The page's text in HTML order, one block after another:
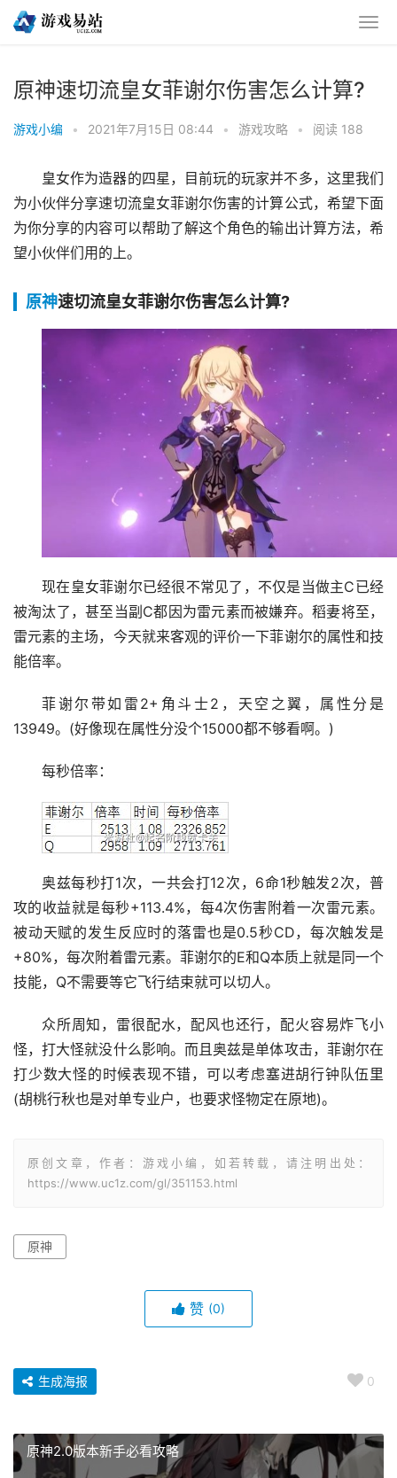
原神速切流皇女菲谢尔伤害怎么计算?
游戏小编 • 2021年7月15日 08:44 • 游戏攻略 • 阅读 188
皇女作为造器的四星，目前玩的玩家并不多，这里我们
为小伙伴分享速切流皇女菲谢尔伤害的计算公式，希望下面
为你分享的内容可以帮助了解这个角色的输出计算方法，希
望小伙伴们用的上。
原神速切流皇女菲谢尔伤害怎么计算?
现在皇女菲谢尔已经很不常见了，不仅是当做主C已经
被淘汰了，甚至当副C都因为雷元素而被嫌弃。稻妻将至，
雷元素的主场，今天就来客观的评价一下菲谢尔的属性和技
能倍率。
菲谢尔带如雷2+角斗士2，天空之翼，属性分是
13949。(好像现在属性分没个15000都不够看啊。)
每秒倍率：
奥兹每秒打1次，一共会打12次，6命1秒触发2次，普
攻的收益就是每秒+113.4%，每4次伤害附着一次雷元素。
被动天赋的发生反应时的落雷也是0.5秒CD，每次触发是
+80%，每次附着雷元素。菲谢尔的E和Q本质上就是同一个
技能，Q不需要等它飞行结束就可以切人。
众所周知，雷很配水，配风也还行，配火容易炸飞小
怪，打大怪就没什么影响。而且奥兹是单体攻击，菲谢尔在
打少数大怪的时候表现不错，可以考虑塞进胡行钟队伍里
(胡桃行秋也是对单专业户，也要求怪物定在原地)。
原创文章，作者：游戏小编，如若转载，请注明出处：
https://www.uc1z.com/gl/351153.html
原神
赞 (0)
0
生成海报
原神2.0版本新手必看攻略